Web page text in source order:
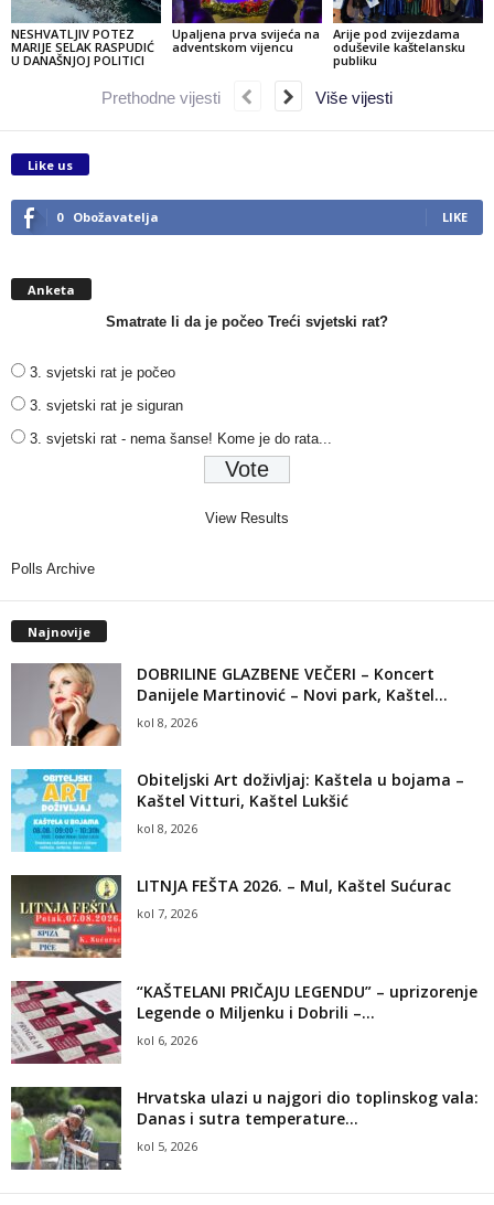
NESHVATLJIV POTEZ
MARIJE SELAK RASPUDIĆ
U DANAŠNJOJ POLITICI
Upaljena prva svijeća na
adventskom vijencu
Arije pod zvijezdama
oduševile kaštelansku
publiku
Prethodne vijesti Više vijesti
Like us
0 Obožavatelja LIKE
Anketa
Smatrate li da je počeo Treći svjetski rat?
3. svjetski rat je počeo
3. svjetski rat je siguran
3. svjetski rat - nema šanse! Kome je do rata...
View Results
Polls Archive
Najnovije
DOBRILINE GLAZBENE VEČERI – Koncert
Danijele Martinović – Novi park, Kaštel...
kol 8, 2026
Obiteljski Art doživljaj: Kaštela u bojama –
Kaštel Vitturi, Kaštel Lukšić
kol 8, 2026
LITNJA FEŠTA 2026. – Mul, Kaštel Sućurac
kol 7, 2026
“KAŠTELANI PRIČAJU LEGENDU” – uprizorenje
Legende o Miljenku i Dobrili –...
kol 6, 2026
Hrvatska ulazi u najgori dio toplinskog vala:
Danas i sutra temperature...
kol 5, 2026